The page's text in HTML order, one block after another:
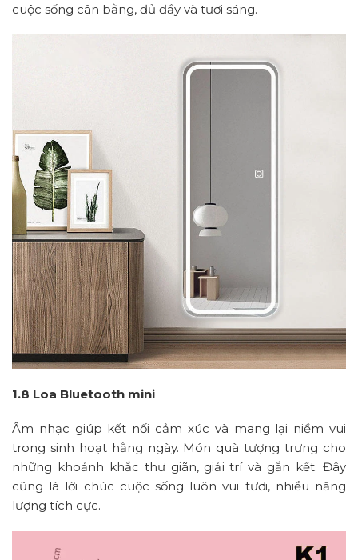
cuộc sống cân bằng, đủ đầy và tươi sáng.
1.8 Loa Bluetooth mini
Âm nhạc giúp kết nối cảm xúc và mang lại niềm vui
trong sinh hoạt hằng ngày. Món quà tượng trưng cho
những khoảnh khắc thư giãn, giải trí và gắn kết. Đây
cũng là lời chúc cuộc sống luôn vui tươi, nhiều năng
lượng tích cực.